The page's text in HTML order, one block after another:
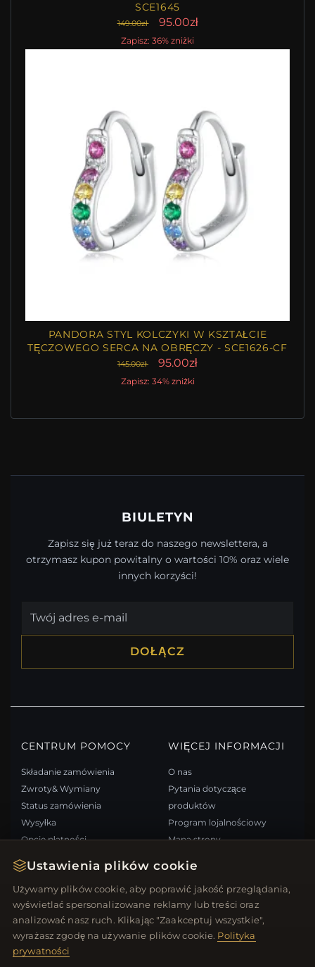
Ustawienia plików cookie
Używamy plików cookie, aby poprawić jakość przeglądania,
wyświetlać spersonalizowane reklamy lub treści oraz
analizować nasz ruch. Klikając "Zaakceptuj wszystkie",
wyrażasz zgodę na używanie plików cookie. Polityka
prywatności
SCE1645
149.00zł 95.00zł
Zapisz: 36% zniżki
PANDORA STYL KOLCZYKI W KSZTAŁCIE
TĘCZOWEGO SERCA NA OBRĘCZY - SCE1626-CF
145.00zł 95.00zł
Zapisz: 34% zniżki
BIULETYN
Zapisz się już teraz do naszego newslettera, a
otrzymasz kupon powitalny o wartości 10% oraz wiele
innych korzyści!
DOŁĄCZ
CENTRUM POMOCY
Składanie zamówienia
Zwroty& Wymiany
Status zamówienia
Wysyłka
Opcje płatności
Skontaktuj się z nami
WIĘCEJ INFORMACJI
O nas
Pytania dotyczące
produktów
Program lojalnościowy
Mapa strony
Kupony rabatowe
Wypisz się z newslettera
SZYBKIE LINKI
Nowe produkty
ŚLEDŹ NAS